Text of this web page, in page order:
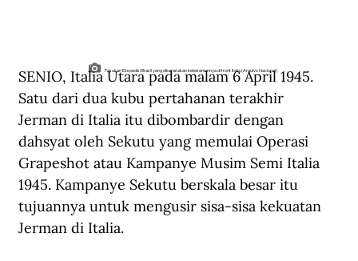
Pasukan Ekspedisi Brasil yang dikenal akan keberaniannya di front Italia (Arquivo Nacional)
SENIO, Italia Utara pada malam 6 April 1945.
Satu dari dua kubu pertahanan terakhir
Jerman di Italia itu dibombardir dengan
dahsyat oleh Sekutu yang memulai Operasi
Grapeshot atau Kampanye Musim Semi Italia
1945. Kampanye Sekutu berskala besar itu
tujuannya untuk mengusir sisa-sisa kekuatan
Jerman di Italia.